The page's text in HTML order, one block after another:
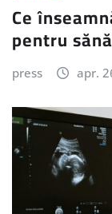
Ce
pentru
press apr.